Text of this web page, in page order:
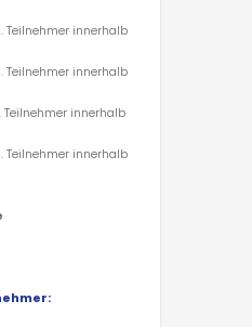
Teilnehmer innerhalb
Teilnehmer innerhalb
Teilnehmer innerhalb
Teilnehmer innerhalb